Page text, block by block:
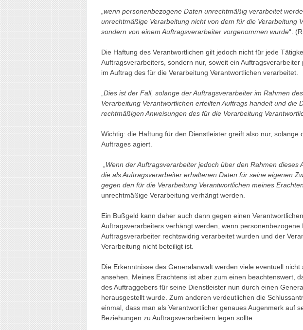
wenn personenbezogene Daten unrechtmäßig verarbeitet
unrechtmäßige Verarbeitung nicht von dem für die Verarbeitung
sondern von einem Auftragsverarbeiter vorgenommen wurde“.
Die Haftung des Verantwortlichen gilt jedoch nicht für jede
Auftragsverarbeiters, sondern nur, soweit ein
im Auftrag des für die Verarbeitung Verantwortlichen verarbeitet.
Dies ist der Fall, solange der Auftragsverarbeiter im Rahmen
Verarbeitung Verantwortlichen erteilten Auftrags handelt und die
rechtmäßigen Anweisungen des für die Verarbeitung
Wichtig: die Haftung für den Dienstleister greift also nur, solange
Auftrages agiert.
Wenn der Auftragsverarbeiter jedoch über den Rahmen dieses
die als Auftragsverarbeiter erhaltenen Daten für seine eigenen
gegen den für die Verarbeitung Verantwortlichen meines
unrechtmäßige Verarbeitung verhängt werden.
Ein Bußgeld kann daher auch dann gegen einen
Auftragsverarbeiters verhängt werden, wenn personenbezogene
Auftragsverarbeiter rechtswidrig verarbeitet wurden und der
Verarbeitung nicht beteiligt ist.
Die Erkenntnisse des Generalanwalt werden viele eventuell nicht
ansehen. Meines Erachtens ist aber zum einen beachtenswert,
des Auftraggebers für seine Dienstleister nun durch einen
herausgestellt wurde. Zum anderen verdeutlichen die
einmal, dass man als Verantwortlicher genaues Augenmerk auf
Beziehungen zu Auftragsverarbeitern legen sollte.